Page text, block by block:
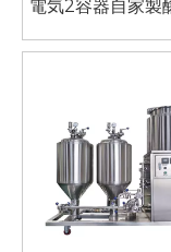
電気2容器自家製
家庭用